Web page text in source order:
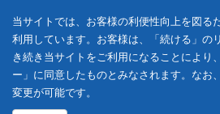
当サイトでは、お客様の利便性向上を図る
利用しています。お客様は、「続ける」の
き続き当サイトをご利用になることにより
ー」に同意したものとみなされます。なお
変更が可能です。